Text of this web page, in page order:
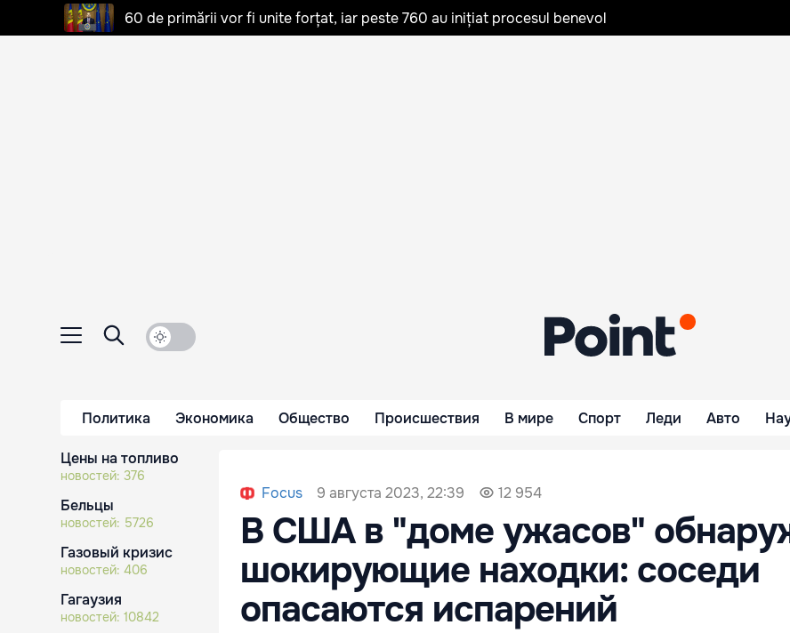
60 de primării vor fi unite forțat, iar peste 760 au inițiat procesul benevol
Политика Экономика Общество Происшествия В мире Спорт Леди Авто
Цены на топливо
новостей: 376
Бельцы
новостей: 5726
Газовый кризис
новостей: 406
Гагаузия
новостей: 10842
Focus 9 августа 2023, 22:39 12 954
В США в "доме ужасов"
шокирующие находки: соседи
опасаются испарений